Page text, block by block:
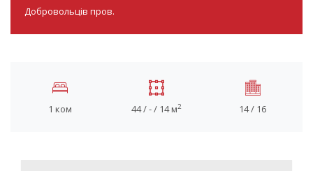
Добровольців пров.
1 ком 44 / - / 14 м2 14 / 16